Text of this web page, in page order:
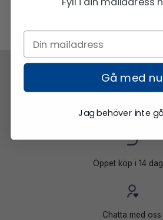
Snabb frakt
Öppet köp i 14
Chatta med oss
Gå med nu
Jag behöver inte